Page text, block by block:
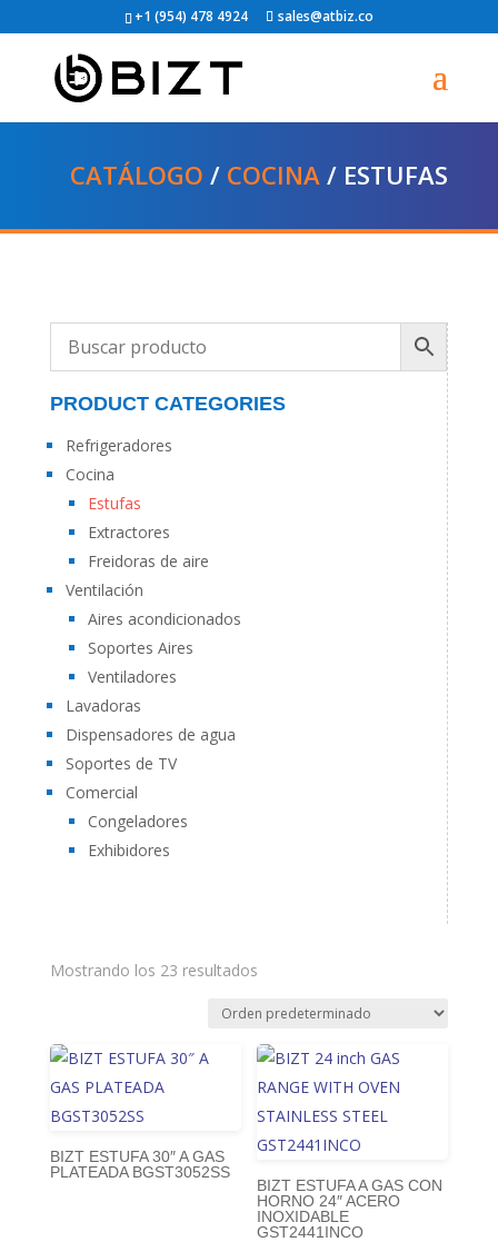
+1 (954) 478 4924 sales@atbiz.co
CATÁLOGO / COCINA / ESTUFAS
PRODUCT CATEGORIES
Refrigeradores
Cocina
Estufas
Extractores
Freidoras de aire
Ventilación
Aires acondicionados
Soportes Aires
Ventiladores
Lavadoras
Dispensadores de agua
Soportes de TV
Comercial
Congeladores
Exhibidores
Mostrando los 23 resultados
BIZT ESTUFA 30″ A GAS
PLATEADA BGST3052SS
BIZT ESTUFA A GAS CON
HORNO 24″ ACERO
INOXIDABLE
GST2441INCO